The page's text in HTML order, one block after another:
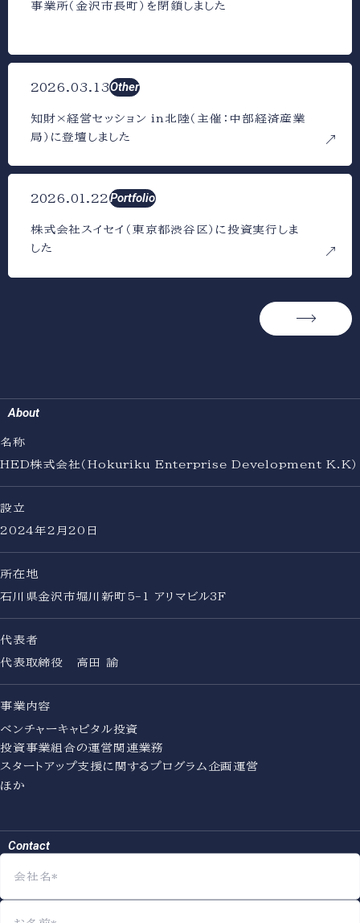
事業所（金沢市長町）を閉鎖しました
2026.03.13Other
知財×経営セッション in北陸（主催：中部経済産業
局）に登壇しました
2026.01.22 Portfolio
株式会社スイセイ（東京都渋谷区）に投資実行しま
した
→
About
名称
HED株式会社（Hokuriku Enterprise Development K.K）
設立
2024年2月20日
所在地
石川県金沢市堀川新町5-1 アリマビル3F
代表者
代表取締役 高田 諭
事業内容
ベンチャーキャピタル投資
投資事業組合の運営関連業務
スタートアップ支援に関するプログラム企画運営
ほか
Contact